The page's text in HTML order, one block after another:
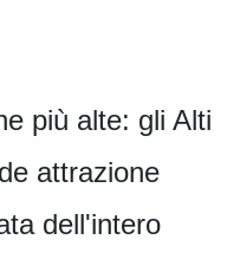
più alte: gli Alti
attrazione
dell'intero